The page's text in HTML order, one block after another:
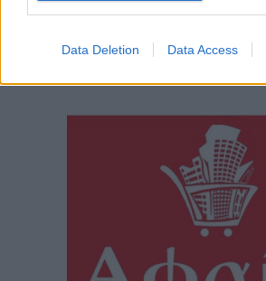
Data Deletion Data Access